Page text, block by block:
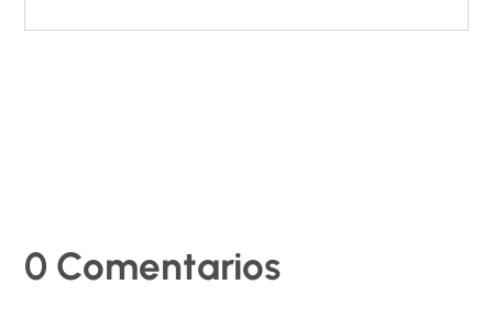
0 Comentarios